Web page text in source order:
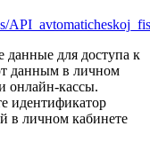
для доступа к
данным в личном
онлайн-кассы.
идентификатор
в личном кабинете